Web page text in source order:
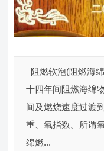
阻燃软泡(阻燃海
十四年间阻燃海绵
间及燃烧速度过渡
重、氧指数。所谓
绵燃...